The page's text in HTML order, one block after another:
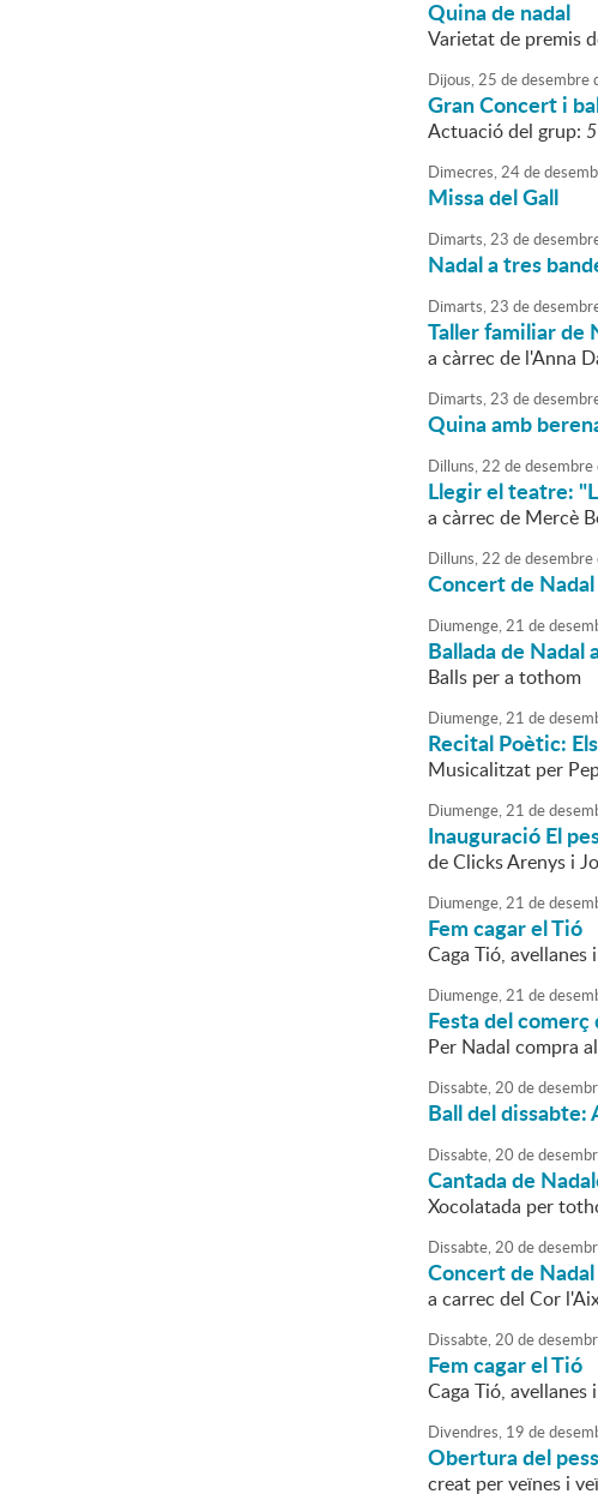
Quina de nadal
Varietat de premis
Dijous,25 dedesembre
Gran Concert i
Actuació del grup:
Dimecres,24de
Missa del Gall
Dimarts,23 de
Nadal a tres
Dimarts,23 de
Taller familiar de
a càrrec de l'Anna
Dimarts,23 de
Quina amb
Dilluns,22 dedesembre
Llegir el teatre:
a càrrec de Mercè
Dilluns,22 dedesembre
Concert de
Diumenge,21 de
Ballada de Nadal
Balls per a tothom
Diumenge,21 de
Recital Poètic:
Musicalitzat per
Diumenge,21 de
Inauguració El
de Clicks Arenys i
Diumenge,21 de
Fem cagar el Tió
Caga Tió, avellanes
Diumenge,21 de
Festa del comerç
Per Nadal compra
Dissabte,20 de
Ball del
Dissabte,20 de
Cantada de
Xocolatada per
Dissabte,20 de
Concert de Nadal
a carrec del Cor
Dissabte,20 de
Fem cagar el Tió
Caga Tió, avellanes
Divendres, 19 de
Obertura del
creat per veïnes i